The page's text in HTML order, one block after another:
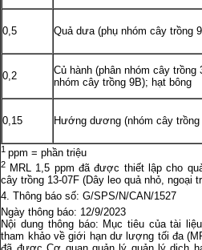
0,5 Quả dưa (phụ nhóm cây trồng
0,2
Củ hành (phân nhóm cây
nhóm cây trồng 9B); hạt bông
0,15 Hướng dương (nhóm cây
1ppm = phần triệu
2 MRL 1,5 ppm đã được thiết lập cho
cây trồng 13-07F (Dây leo quả nhỏ, ngoại
Thông báo số: G/SPS/N/CAN/1527
Ngày thông báo: 12/9/2023
Nội dung thông báo: Mục tiêu của tài
tham khảo về giới hạn dư lượng tối đa